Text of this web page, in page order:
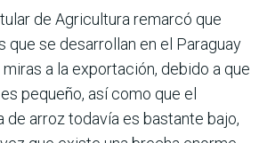
de Agricultura remarcó que
se desarrollan en el Paraguay
a la exportación, debido a que
pequeño, así como que el
de arroz todavía es bastante bajo,